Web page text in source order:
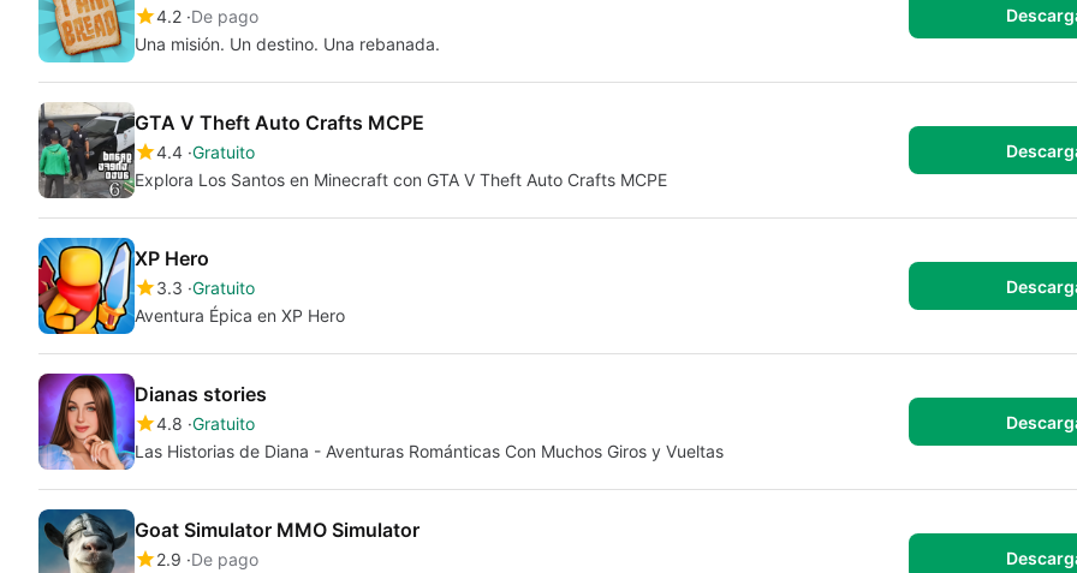
4.2 De pago
Una misión. Un destino. Una rebanada.
GTA V Theft Auto Crafts MCPE
4.4 Gratuito
Explora Los Santos en Minecraft con GTA V Theft Auto Crafts MCPE
XP Hero
3.3 Gratuito
Aventura Épica en XP Hero
Dianas stories
4.8 Gratuito
Las Historias de Diana - Aventuras Románticas Con Muchos Giros y Vueltas
Goat Simulator MMO Simulator
2.9 De pago